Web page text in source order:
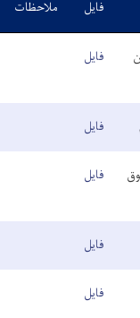
فایل ملاحظات
فایل
فایل
فایل
فایل
فایل